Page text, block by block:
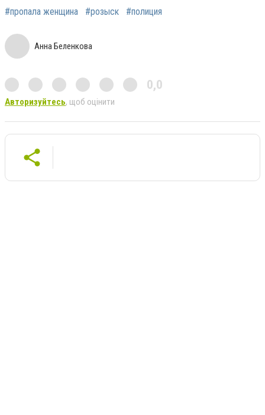
#пропала женщина #розыск #полиция
Анна Беленкова
0,0
Авторизуйтесь, щоб оцінити